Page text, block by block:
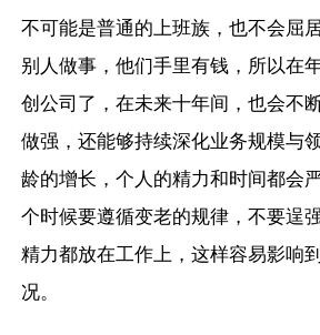
不可能是普通的上班族，也不会屈
别人做事，他们手里有钱，所以在
创公司了，在未来十年间，也会不
做强，还能够持续深化业务规模与
龄的增长，个人的精力和时间都会
个时候要遵循变老的规律，不要逞
精力都放在工作上，这样容易影响
况。